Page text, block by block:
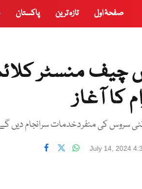
صفحۂ اول تازہ ترین پاکستان
چیف منسٹر
کا آغاز
سروس کی منفردخدمات سرانجام دیں
July 14, 2024